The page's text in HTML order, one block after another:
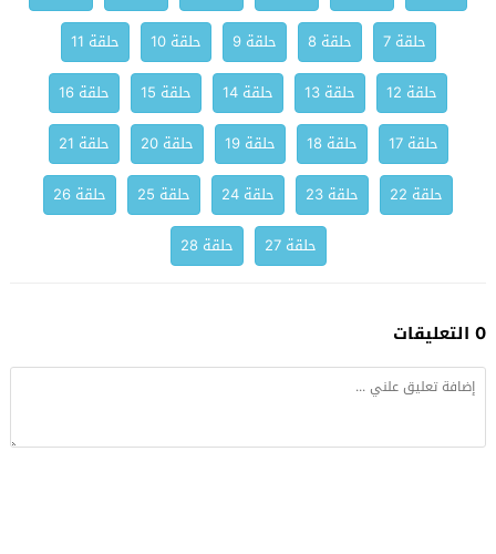
حلقة 7
حلقة 8 حلقة 9 حلقة 10
حلقة 11
حلقة 12
حلقة 13 حلقة 14 حلقة 15
حلقة 16
حلقة 17
حلقة 18 حلقة 19 حلقة 20
حلقة 21
حلقة 22
حلقة 23 حلقة 24 حلقة 25
حلقة 26
حلقة 27
حلقة 28
0 التعليقات